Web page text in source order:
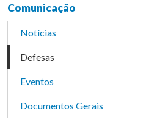
Comunicação
Notícias
Defesas
Eventos
Documentos Gerais